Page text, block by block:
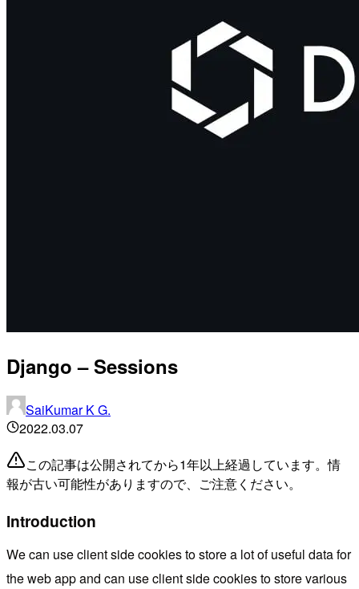
Django – Sessions
SaiKumar K G.
2022.03.07
この記事は公開されてから1年以上経過しています。情
報が古い可能性がありますので、ご注意ください。
Introduction
We can use client side cookies to store a lot of useful data for
the web app and can use client side cookies to store various